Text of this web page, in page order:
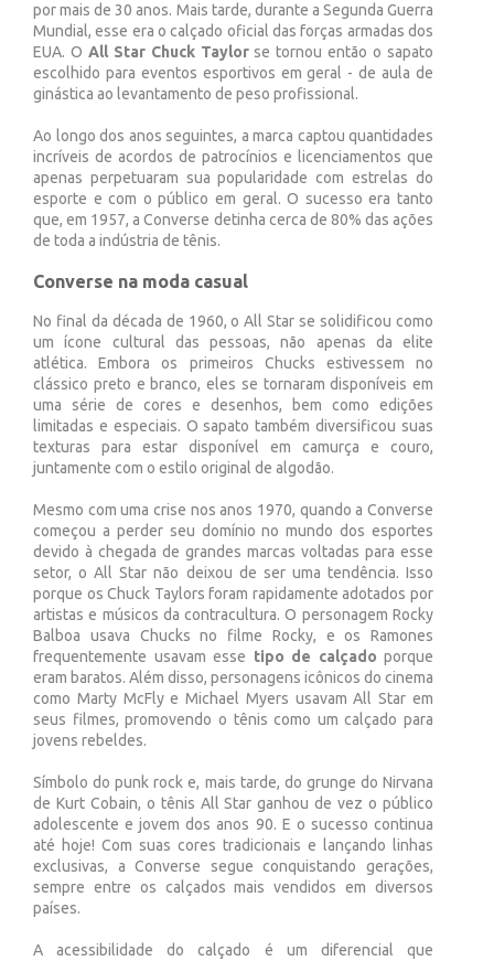
por mais de 30 anos. Mais tarde, durante a Segunda Guerra
Mundial, esse era o calçado oficial das forças armadas dos
EUA. O All Star Chuck Taylorse tornou então o sapato
escolhido para eventos esportivos em geral - de aula de
ginástica ao levantamento de peso profissional.
Ao longo dos anos seguintes, a marca captou quantidades
incríveis de acordos de patrocínios e licenciamentos que
apenas perpetuaram sua popularidade com estrelas do
esporte e com o público em geral. O sucesso era tanto
que, em 1957, a Converse detinha cerca de 80% das ações
de toda a indústria de tênis.
Converse na moda casual
No final da década de 1960, o All Star se solidificou como
um ícone cultural das pessoas, não apenas da elite
atlética. Embora os primeiros Chucks estivessem no
clássico preto e branco, eles se tornaram disponíveis em
uma série de cores e desenhos, bem como edições
limitadas e especiais. O sapato também diversificou suas
texturas para estar disponível em camurça e couro,
juntamente com o estilo original de algodão.
Mesmo com uma crise nos anos 1970, quando a Converse
começou a perder seu domínio no mundo dos esportes
devido à chegada de grandes marcas voltadas para esse
setor, o All Star não deixou de ser uma tendência. Isso
porque os Chuck Taylors foram rapidamente adotados por
artistas e músicos da contracultura. O personagem Rocky
Balboa usava Chucks no filme Rocky, e os Ramones
frequentemente usavam esse tipo de calçado porque
eram baratos. Além disso, personagens icônicos do cinema
como Marty McFly e Michael Myers usavam All Star em
seus filmes, promovendo o tênis como um calçado para
jovens rebeldes.
Símbolo do punk rock e, mais tarde, do grunge do Nirvana
de Kurt Cobain, o tênis All Star ganhou de vez o público
adolescente e jovem dos anos 90. E o sucesso continua
até hoje! Com suas cores tradicionais e lançando linhas
exclusivas, a Converse segue conquistando gerações,
sempre entre os calçados mais vendidos em diversos
países.
A acessibilidade do calçado é um diferencial que